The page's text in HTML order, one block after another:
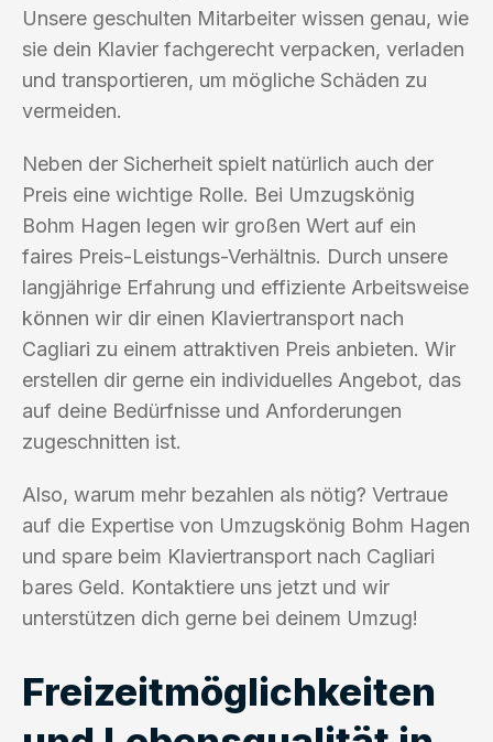
Unsere geschulten Mitarbeiter wissen genau, wie
sie dein Klavier fachgerecht verpacken, verladen
und transportieren, um mögliche Schäden zu
vermeiden.
Neben der Sicherheit spielt natürlich auch der
Preis eine wichtige Rolle. Bei Umzugskönig
Bohm Hagen legen wir großen Wert auf ein
faires Preis-Leistungs-Verhältnis. Durch unsere
langjährige Erfahrung und effiziente Arbeitsweise
können wir dir einen Klaviertransport nach
Cagliari zu einem attraktiven Preis anbieten. Wir
erstellen dir gerne ein individuelles Angebot, das
auf deine Bedürfnisse und Anforderungen
zugeschnitten ist.
Also, warum mehr bezahlen als nötig? Vertraue
auf die Expertise von Umzugskönig Bohm Hagen
und spare beim Klaviertransport nach Cagliari
bares Geld. Kontaktiere uns jetzt und wir
unterstützen dich gerne bei deinem Umzug!
Freizeitmöglichkeiten